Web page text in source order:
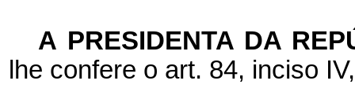
A PRESIDENTA DA
lhe confere o art. 84, inciso